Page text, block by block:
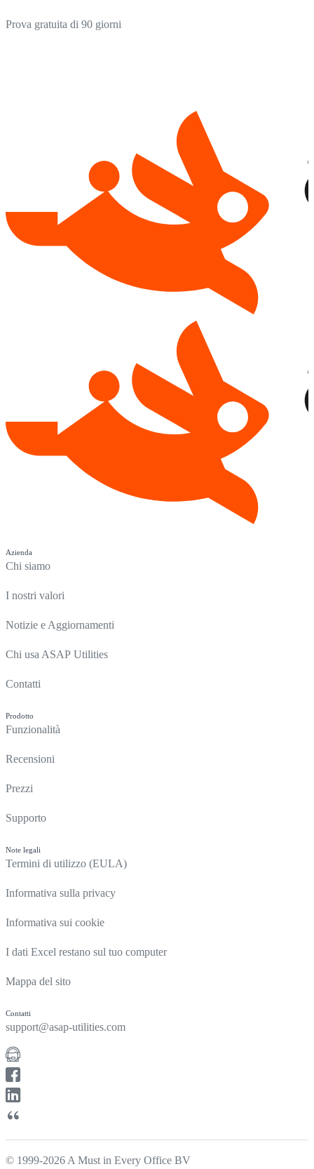
Prova gratuita di 90 giorni
Azienda
Chi siamo
I nostri valori
Notizie e Aggiornamenti
Chi usa ASAP Utilities
Contatti
Prodotto
Funzionalità
Recensioni
Prezzi
Supporto
Note legali
Termini di utilizzo (EULA)
Informativa sulla privacy
Informativa sui cookie
I dati Excel restano sul tuo computer
Mappa del sito
Contatti
support@asap-utilities.com
© 1999-2026 A Must in Every Office BV